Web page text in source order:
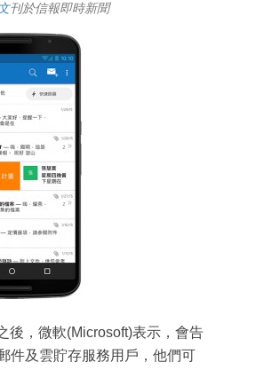
刊於信報即時新聞
後，微軟(Microsoft)表示，會告
件及雲貯存服務用戶，他們可
成為 EJ Tech 會員
最新資訊（附創業懶人包），直達郵